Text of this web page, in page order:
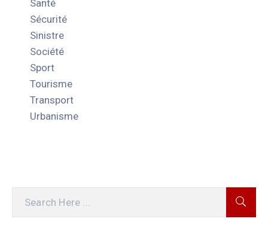
Santé
Sécurité
Sinistre
Société
Sport
Tourisme
Transport
Urbanisme